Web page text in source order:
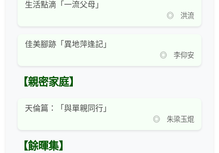
生活點滴「一流父母」
◎ 洪流
佳美腳跡「異地萍逢記」
◎ 李仰安
【親密家庭】
天倫篇：「與單親同行」
◎ 朱梁玉焜
【餘暉集】